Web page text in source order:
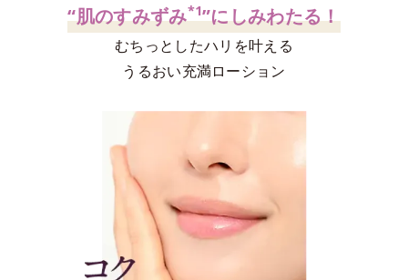
高評価を誇るオルビス屈指の人気洗顔料。泡の
を両立させる設計。
* グリチルリチン酸ジカリウム *4＝肌荒れ防止有効成分
*1 剥がれずに肌に蓄積した古い角層
*2 古い角質による
“肌のすみずみ*1”にしみわたる！
むちっとしたハリを叶える
うるおい充満ローション